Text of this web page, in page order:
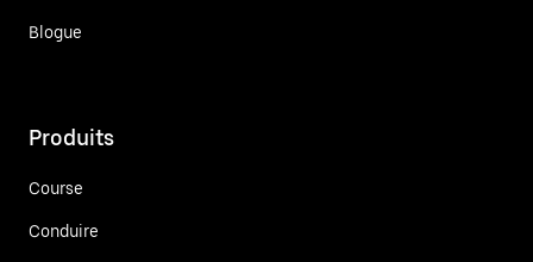
Blogue
Produits
Course
Conduire